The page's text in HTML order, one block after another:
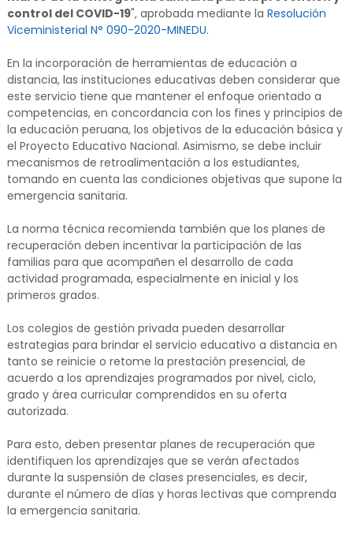
control del COVID-19", aprobada mediante la Resolución
Viceministerial N° 090-2020-MINEDU.
En la incorporación de herramientas de educación a
distancia, las instituciones educativas deben considerar que
este servicio tiene que mantener el enfoque orientado a
competencias, en concordancia con los fines y principios de
la educación peruana, los objetivos de la educación básica y
el Proyecto Educativo Nacional. Asimismo, se debe incluir
mecanismos de retroalimentación a los estudiantes,
tomando en cuenta las condiciones objetivas que supone la
emergencia sanitaria.
La norma técnica recomienda también que los planes de
recuperación deben incentivar la participación de las
familias para que acompañen el desarrollo de cada
actividad programada, especialmente en inicial y los
primeros grados.
Los colegios de gestión privada pueden desarrollar
estrategias para brindar el servicio educativo a distancia en
tanto se reinicie o retome la prestación presencial, de
acuerdo a los aprendizajes programados por nivel, ciclo,
grado y área curricular comprendidos en su oferta
autorizada.
Para esto, deben presentar planes de recuperación que
identifiquen los aprendizajes que se verán afectados
durante la suspensión de clases presenciales, es decir,
durante el número de días y horas lectivas que comprenda
la emergencia sanitaria.